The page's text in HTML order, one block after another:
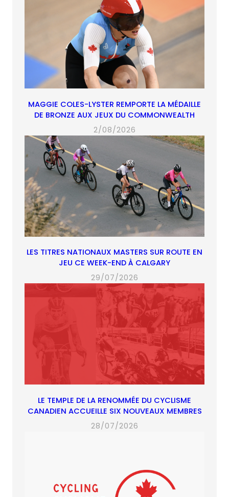
MAGGIE COLES-LYSTER REMPORTE LA MÉDAILLE
DE BRONZE AUX JEUX DU COMMONWEALTH
2/08/2026
LES TITRES NATIONAUX MASTERS SUR ROUTE EN
JEU CE WEEK-END À CALGARY
29/07/2026
LE TEMPLE DE LA RENOMMÉE DU CYCLISME
CANADIEN ACCUEILLE SIX NOUVEAUX MEMBRES
28/07/2026